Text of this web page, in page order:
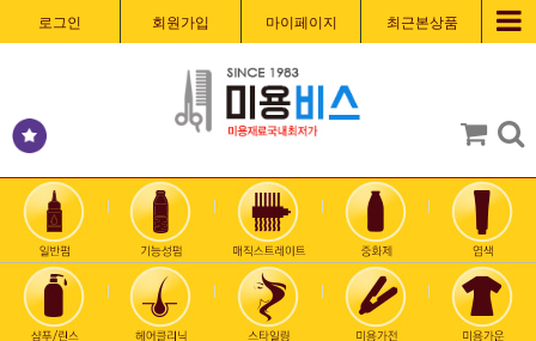
로그인 회원가입 마이페이지 최근본상품